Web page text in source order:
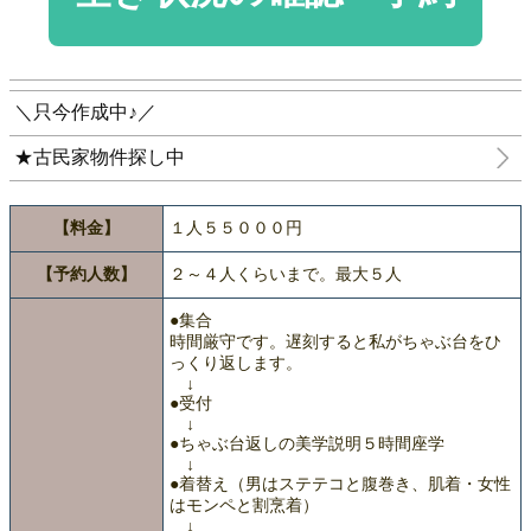
＼只今作成中♪／
★古民家物件探し中
【料金】 １人５５０００円
【予約人数】 ２～４人くらいまで。最大５人
●集合
時間厳守です。遅刻すると私がちゃぶ台をひ
っくり返します。
↓
●受付
↓
●ちゃぶ台返しの美学説明５時間座学
↓
●着替え（男はステテコと腹巻き、肌着・女性
はモンペと割烹着）
↓